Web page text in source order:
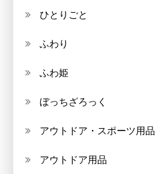
ひとりごと
ふわり
ふわ姫
ぼっちざろっく
アウトドア・スポーツ用品
アウトドア用品